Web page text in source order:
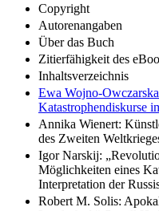
Copyright
Autorenangaben
Über das Buch
Zitierfähigkeit des
Inhaltsverzeichnis
Ewa Wojno-
Katastrophendiskurse
Annika Wienert:
des Zweiten
Igor Narskij:
Möglichkeiten eines
Interpretation der
Robert M. Solis: